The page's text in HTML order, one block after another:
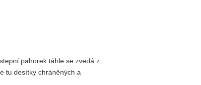
pahorek táhle se zvedá z
tu desítky chráněných a